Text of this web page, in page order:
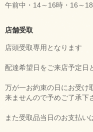
午前中・14～16時・16～
店舗受取
店頭受取専用となります
配達希望日をご来店予定日
万が一お約束の日にお受け
来ませんので予めご了承下
また受取品当日のお支払い